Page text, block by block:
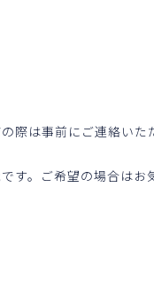
際は事前にご連絡いた
す。ご希望の場合はお